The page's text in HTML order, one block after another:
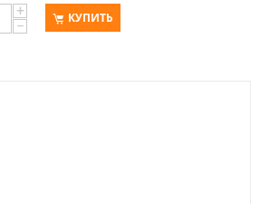
+
−
КУПИТЬ